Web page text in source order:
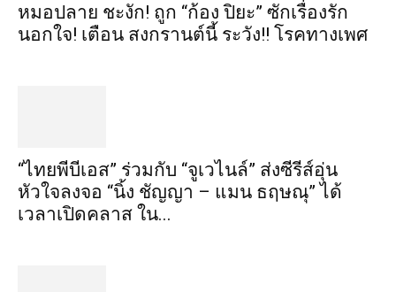
หมอปลาย ชะงัก! ถูก “ก้อง ปิยะ” ซักเรื่องรัก
นอกใจ! เตือน สงกรานต์นี้ ระวัง!! โรคทางเพศ
“ไทยพีบีเอส” ร่วมกับ “จูเวไนล์” ส่งซีรีส์อุ่น
หัวใจลงจอ “นิ้ง ชัญญา – แมน ธฤษณุ” ได้
เวลาเปิดคลาส ใน...